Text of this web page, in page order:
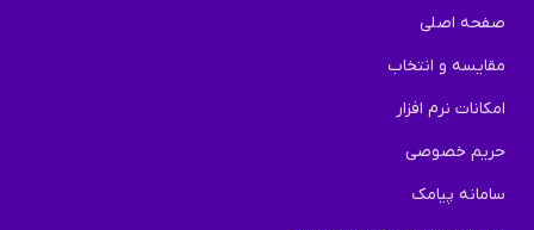
صفحه اصلی
مقایسه و انتخاب
امکانات نرم افزار
حریم خصوصی
سامانه پیامک